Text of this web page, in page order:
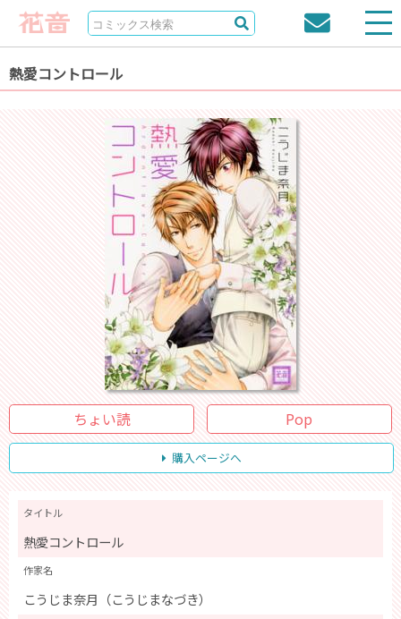
熱愛コントロール
ちょい読 Pop
購入ページへ
タイトル
熱愛コントロール
作家名
こうじま奈月（こうじまなづき）